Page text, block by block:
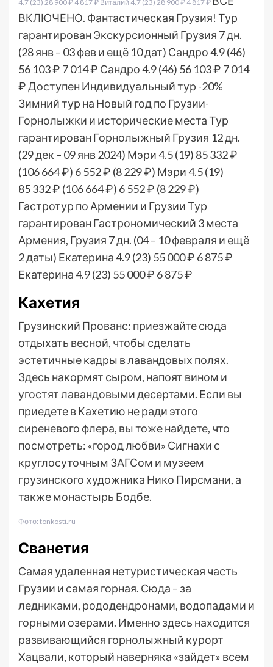
4.7 (23) 28 900 ₽4 817 ₽ Виталий 4.7 (23) 28 900 ₽4 817 ₽
ВКЛЮЧЕНО. Фантастическая Грузия! Тур
гарантирован Экскурсионный Грузия 7 дн.
(28 янв – 03 фев и ещё 10 дат) Сандро 4.9(46)
56 103 ₽ 7 014 ₽ Сандро 4.9(46) 56 103 ₽ 7 014
₽Доступен Индивидуальный тур -20%
Зимний тур на Новый год по Грузии-
Горнолыжки и исторические места Тур
гарантирован Горнолыжный Грузия 12 дн.
(29 дек – 09 янв 2024) Мэри 4.5(19) 85 332 ₽
(106 664 ₽) 6 552 ₽ (8 229 ₽) Мэри 4.5(19)
85 332 ₽ (106 664 ₽) 6 552 ₽ (8 229 ₽)
Гастротур по Армении и Грузии Тур
гарантирован Гастрономический 3 места
Армения, Грузия 7 дн. (04 – 10 февраля и ещё
2 даты) Екатерина 4.9(23) 55 000 ₽ 6 875 ₽
Екатерина 4.9(23) 55 000 ₽ 6 875 ₽
Кахетия
Грузинский Прованс: приезжайте сюда
отдыхать весной, чтобы сделать
эстетичные кадры в лавандовых полях.
Здесь накормят сыром, напоят вином и
угостят лавандовыми десертами. Если вы
приедете в Кахетию не ради этого
сиреневого флера, вы тоже найдете, что
посмотреть: «город любви» Сигнахи с
круглосуточным ЗАГСом и музеем
грузинского художника Нико Пирсмани, а
также монастырь Бодбе.
Фото: tonkosti.ru
Сванетия
Самая удаленная нетуристическая часть
Грузии и самая горная. Сюда – за
ледниками, рододендронами, водопадами и
горными озерами. Именно здесь находится
развивающийся горнолыжный курорт
Хацвали, который наверняка «зайдет» всем